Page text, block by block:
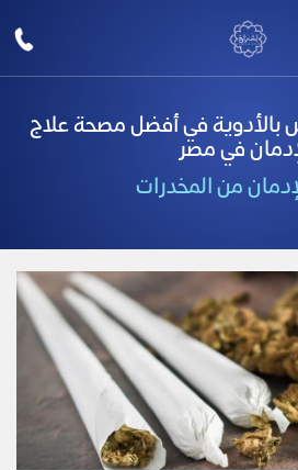
بالأدوية في أفضل مصحة علاج
في مصر
من المخدرات